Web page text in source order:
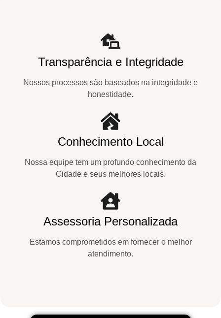
Transparência e Integridade
Nossos processos são baseados na integridade e
honestidade.
Conhecimento Local
Nossa equipe tem um profundo conhecimento da
Cidade e seus melhores locais.
Assessoria Personalizada
Estamos comprometidos em fornecer o melhor
atendimento.